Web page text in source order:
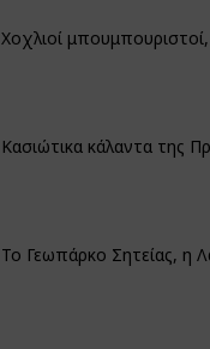
Χοχλιοί
Κασιώτικα κάλαντα της
Το Γεωπάρκο Σητείας, η